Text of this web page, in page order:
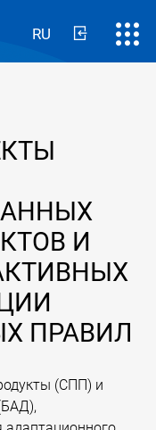
RU
И
ПРАВИЛ
(СПП) и